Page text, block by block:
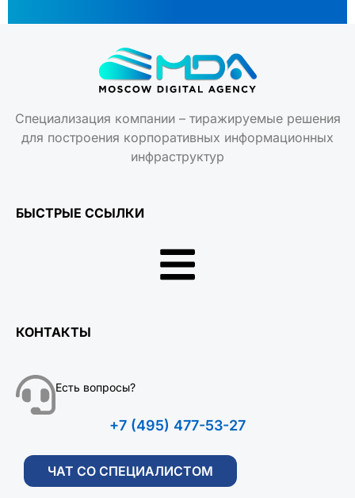
Специализация компании – тиражируемые решения
для построения корпоративных информационных
инфраструктур
БЫСТРЫЕ ССЫЛКИ
КОНТАКТЫ
Есть вопросы?
+7 (495) 477-53-27
ЧАТ СО СПЕЦИАЛИСТОМ